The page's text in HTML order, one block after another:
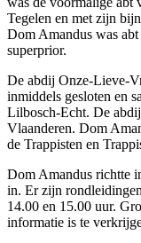
Tegelen en met zijn
Dom Amandus was
superprior.
De abdij Onze-Lieve-
inmiddels gesloten en
Lilbosch-Echt. De
Vlaanderen. Dom
de Trappisten en
Dom Amandus richtte
in. Er zijn
14.00 en 15.00 uur.
informatie is te